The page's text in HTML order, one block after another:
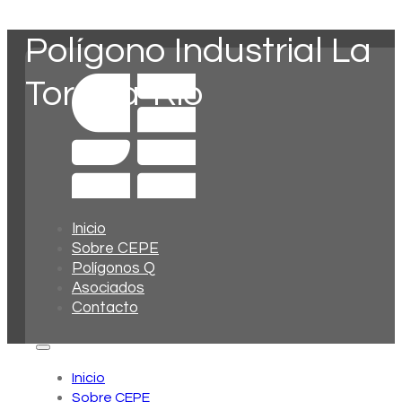
Inicio
Sobre CEPE
Polígonos Q
Asociados
Contacto
Inicio
Sobre CEPE
Polígono Industrial La
Torreta-Rio